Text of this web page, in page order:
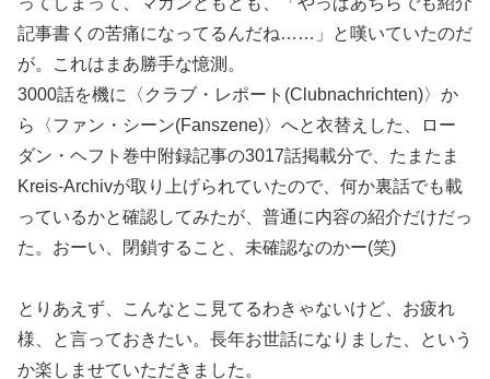
記事書くの苦痛になってるんだね……」と嘆いていたのだ
が。これはまあ勝手な憶測。
3000話を機に〈クラブ・レポート(Clubnachrichten)〉か
ら〈ファン・シーン(Fanszene)〉へと衣替えした、ロー
ダン・ヘフト巻中附録記事の3017話掲載分で、たまたま
Kreis-Archivが取り上げられていたので、何か裏話でも載
っているかと確認してみたが、普通に内容の紹介だけだっ
た。おーい、閉鎖すること、未確認なのかー(笑)
とりあえず、こんなとこ見てるわきゃないけど、お疲れ
様、と言っておきたい。長年お世話になりました、という
か楽しませていただきました。